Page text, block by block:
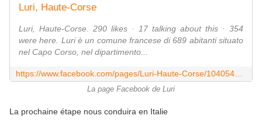
Luri, Haute-Corse
Luri, Haute-Corse. 290 likes · 17 talking about this · 354
were here. Luri è un comune francese di 689 abitanti situato
nel Capo Corso, nel dipartimento...
La page Facebook de Luri
La prochaine étape nous conduira en Italie